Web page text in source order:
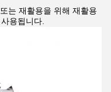
는 재활용을 위해 재활용
용됩니다.